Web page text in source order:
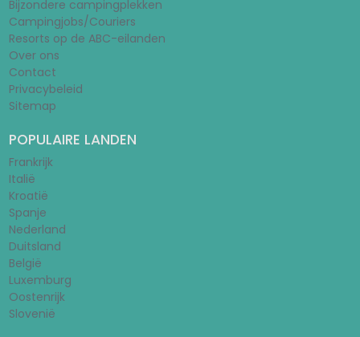
Bijzondere campingplekken
Campingjobs/Couriers
Resorts op de ABC-eilanden
Over ons
Contact
Privacybeleid
Sitemap
POPULAIRE LANDEN
Frankrijk
Italië
Kroatië
Spanje
Nederland
Duitsland
België
Luxemburg
Oostenrijk
Slovenië